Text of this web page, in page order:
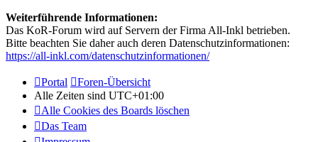
Weiterführende Informationen:
Das KoR-Forum wird auf Servern der Firma All-Inkl betrieben.
Bitte beachten Sie daher auch deren Datenschutzinformationen:
https://all-inkl.com/datenschutzinformationen/
Portal
Foren-Übersicht
Alle Zeiten sind UTC+01:00
Alle Cookies des Boards löschen
Das Team